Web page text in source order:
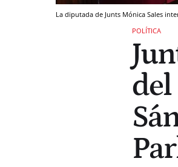
La diputada de Junts Mónica Sales
POLÍTICA
del